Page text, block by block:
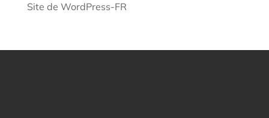
Site de WordPress-FR